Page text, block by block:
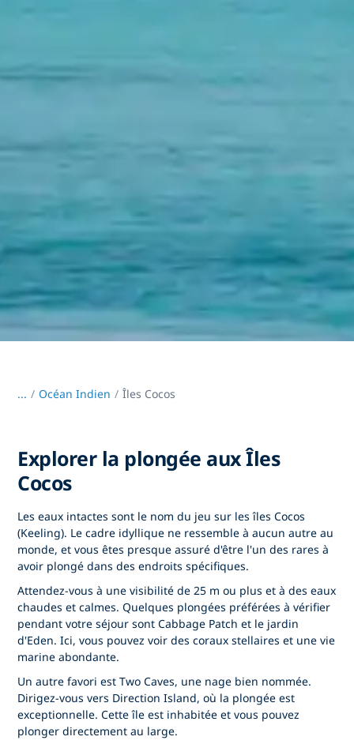
... / Océan Indien Îles Cocos
Explorer la plongée aux Îles
Cocos
Les eaux intactes sont le nom du jeu sur les îles Cocos
(Keeling). Le cadre idyllique ne ressemble à aucun autre au
monde, et vous êtes presque assuré d'être l'un des rares à
avoir plongé dans des endroits spécifiques.
Attendez-vous à une visibilité de 25 m ou plus et à des eaux
chaudes et calmes. Quelques plongées préférées à vérifier
pendant votre séjour sont Cabbage Patch et le jardin
d'Eden. Ici, vous pouvez voir des coraux stellaires et une vie
marine abondante.
Un autre favori est Two Caves, une nage bien nommée.
Dirigez-vous vers Direction Island, où la plongée est
exceptionnelle. Cette île est inhabitée et vous pouvez
plonger directement au large.